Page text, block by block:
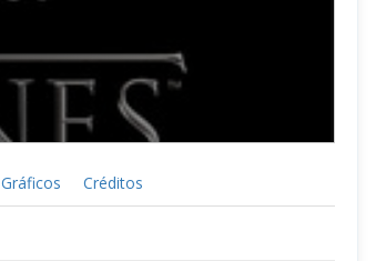
Gráficos Créditos